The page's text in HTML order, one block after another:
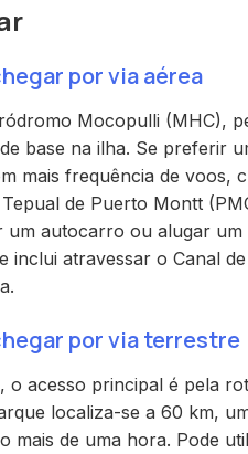
por via aérea
Mocopulli (MHC),
base na ilha. Se preferir
mais frequência de voos,
de Puerto Montt
um autocarro ou alugar
inclui atravessar o Canal
por via terrestre
o acesso principal é pela
localiza-se a 60 km,
mais de uma hora. Pode